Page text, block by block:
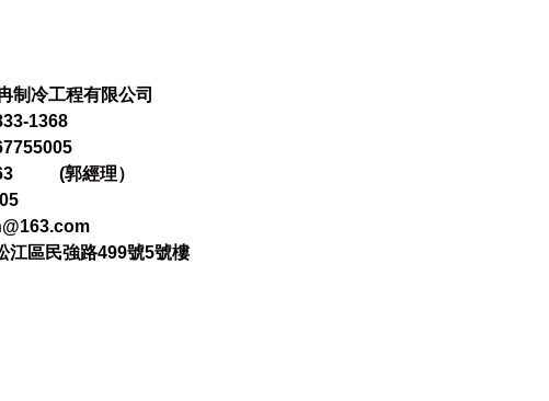
冷工程有限公司
1368
(郭經理）
江區民強路499號5號樓